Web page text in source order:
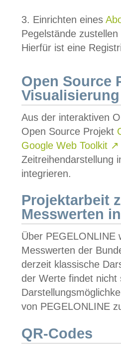
3. Einrichten eines
Pegelstände
Hierfür ist eine
Open Source
Visualisierung
Aus der interaktiven
Open Source Projekt
Google Web Toolkit ↗
Zeitreihendarstellung
integrieren.
Projektarbeit
Messwerten
Über PEGELONLINE
Messwerten der
derzeit klassische
der Werte findet
von PEGELONLINE
QR-Codes